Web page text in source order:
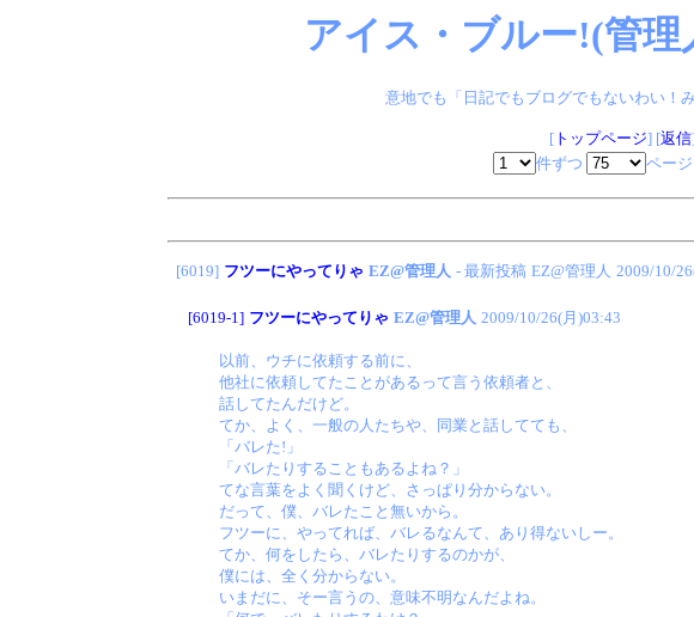
アイス・ブルー!(管
意地でも「日記でもブログでもないわい！
[トップページ] [返信
件ずつ
ページ
[6019] フツーにやってりゃ EZ@管理人 - 最新投稿 EZ@管理人 2009/10/
[6019-1] フツーにやってりゃ EZ@管理人 2009/10/26(月)03:43
以前、ウチに依頼する前に、
他社に依頼してたことがあるって言う依頼者と、
話してたんだけど。
てか、よく、一般の人たちや、同業と話してても、
「バレた!」
「バレたりすることもあるよね？」
てな言葉をよく聞くけど、さっぱり分からない。
だって、僕、バレたこと無いから。
フツーに、やってれば、バレるなんて、あり得ないしー。
てか、何をしたら、バレたりするのかが、
僕には、全く分からない。
いまだに、そー言うの、意味不明なんだよね。